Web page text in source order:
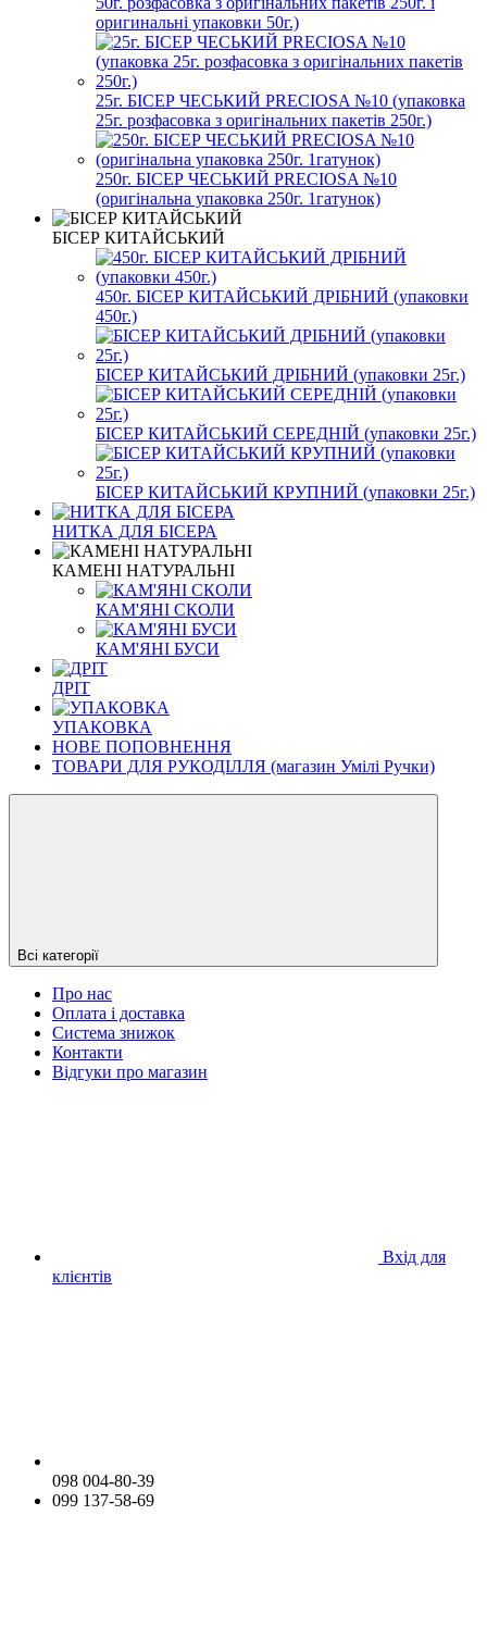
оригинальні упаковки 50г.)
25г. БІСЕР ЧЕСЬКИЙ PRECIOSA №10 (упаковка
25г. розфасовка з оригінальних пакетів 250г.)
250г. БІСЕР ЧЕСЬКИЙ PRECIOSA №10
(оригінальна упаковка 250г. 1гатунок)
БІСЕР КИТАЙСЬКИЙ
450г. БІСЕР КИТАЙСЬКИЙ ДРІБНИЙ (упаковки
450г.)
БІСЕР КИТАЙСЬКИЙ ДРІБНИЙ (упаковки 25г.)
БІСЕР КИТАЙСЬКИЙ СЕРЕДНІЙ (упаковки 25г.)
БІСЕР КИТАЙСЬКИЙ КРУПНИЙ (упаковки 25г.)
НИТКА ДЛЯ БІСЕРА
КАМЕНІ НАТУРАЛЬНІ
КАМ'ЯНІ СКОЛИ
КАМ'ЯНІ БУСИ
ДРІТ
УПАКОВКА
НОВЕ ПОПОВНЕННЯ
ТОВАРИ ДЛЯ РУКОДІЛЛЯ (магазин Умілі Ручки)
Всі категорії
Про нас
Оплата і доставка
Система знижок
Контакти
Відгуки про магазин
Вхід для
клієнтів
098 004-80-39
099 137-58-69